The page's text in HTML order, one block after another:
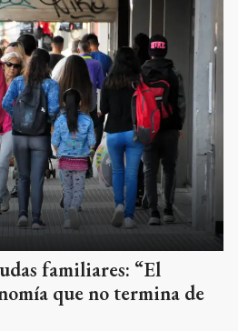
familiares: “El
que no termina de